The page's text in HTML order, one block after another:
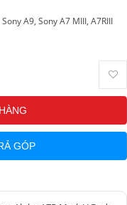
A9, Sony A7 MIII, A7RIII
GÓP